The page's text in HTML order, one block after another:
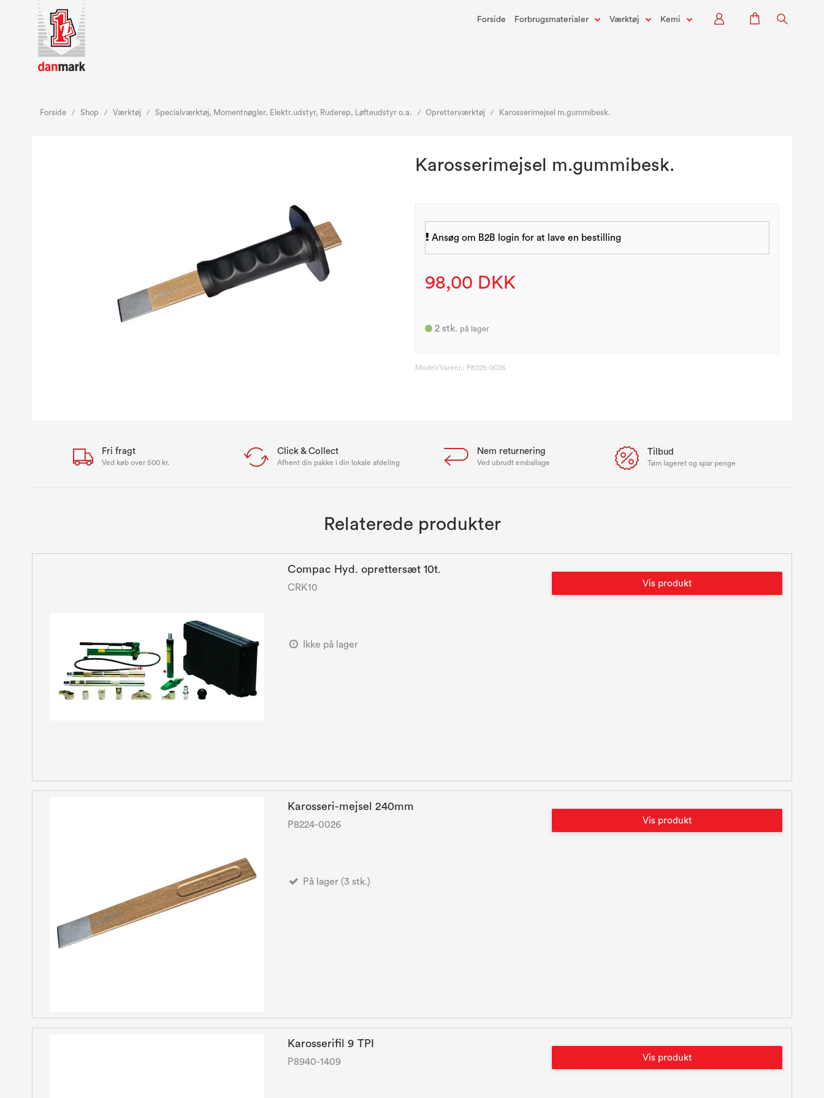
Forside Forbrugsmaterialer Værktøj Kemi
Forside / Shop / Værktøj / Specialværktøj, Momentnøgler, Elektr.udstyr, Ruderep, Løfteudstyr o.a. / Opretterværktøj / Karosserimejsel m.gummibesk.
Karosserimejsel m.gummibesk.
Ansøg om B2B login for at lave en bestilling
98,00 DKK
2 stk. på lager
Model/Varenr.: P8225-0026
Fri fragt
Ved køb over 500 kr.
Click & Collect
Afhent din pakke i din lokale afdeling
Nem returnering
Ved ubrudt emballage
Tilbud
Tøm lageret og spar penge
Relaterede produkter
Compac Hyd. oprettersæt 10t.
CRK10
Ikke på lager
Vis produkt
Karosseri-mejsel 240mm
P8224-0026
På lager (3 stk.)
Vis produkt
Karosserifil 9 TPI
P8940-1409 Vis produkt